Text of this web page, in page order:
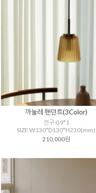
까눌레 팬던트(3Color)
전구 G9*1
SIZE W130*D130*H230(mm)
210,000원